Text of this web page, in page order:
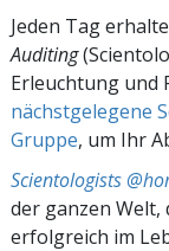
Jeden Tag
Auditing
Erleuchtung und
nächstgelegene
Gruppe, um Ihr
Scientologists
der ganzen Welt,
erfolgreich im